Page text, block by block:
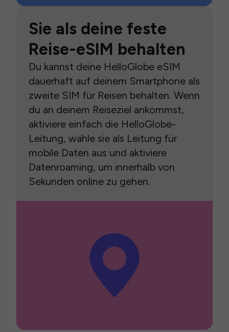
Sie als deine feste
Reise-eSIM behalten
Du kannst deine HelloGlobe eSIM
dauerhaft auf deinem Smartphone als
zweite SIM für Reisen behalten. Wenn
du an deinem Reiseziel ankommst,
aktiviere einfach die HelloGlobe-
Leitung, wähle sie als Leitung für
mobile Daten aus und aktiviere
Datenroaming, um innerhalb von
Sekunden online zu gehen.